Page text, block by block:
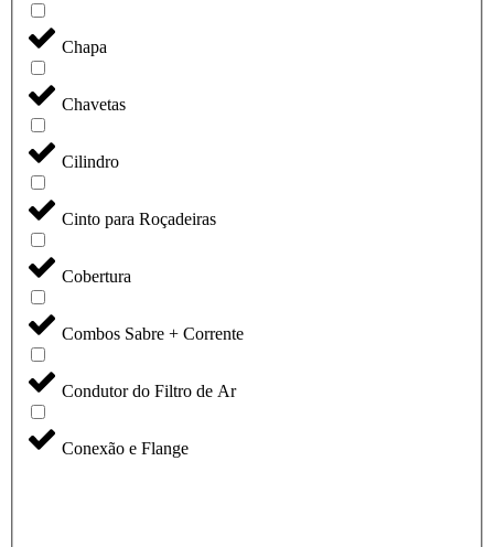
Chapa
Chavetas
Cilindro
Cinto para Roçadeiras
Cobertura
Combos Sabre + Corrente
Condutor do Filtro de Ar
Conexão e Flange